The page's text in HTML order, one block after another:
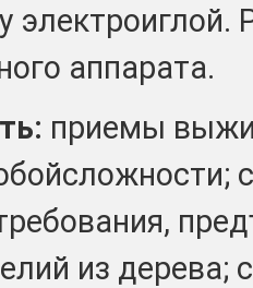
электроиглой.
аппарата.
приемы
из дерева;